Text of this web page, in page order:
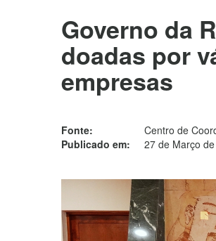
Governo da
doadas por
empresas
Fonte:
Centro de
Publicado em:
27 de Março